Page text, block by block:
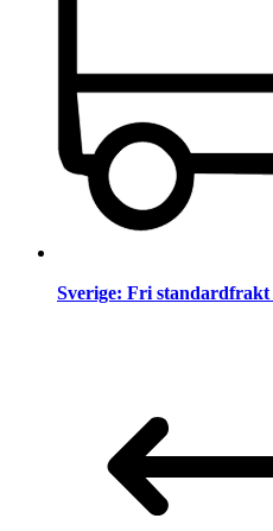
Sverige: Fri standardfrakt